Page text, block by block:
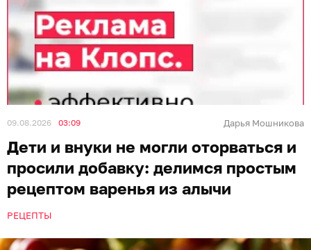
09.08.2026 03:09 Дарья Мошникова
Дети и внуки не могли оторваться и
просили добавку: делимся простым
рецептом варенья из алычи
РЕЦЕПТЫ